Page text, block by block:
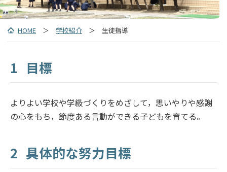
HOME ＞ 学校紹介 ＞ 生徒指導
1 目標
よりよい学校や学級づくりをめざして，思いやりや感謝
の心をもち，節度ある言動ができる子どもを育てる。
2 具体的な努力目標